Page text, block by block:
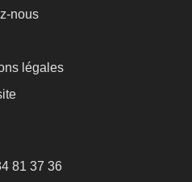
nous
légales
81 37 36